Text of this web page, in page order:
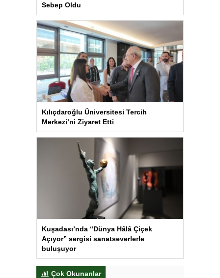
Sebep Oldu
Kılıçdaroğlu Üniversitesi Tercih
Merkezi’ni Ziyaret Etti
Kuşadası’nda “Dünya Hâlâ Çiçek
Açıyor” sergisi sanatseverlerle
buluşuyor
Çok Okunanlar